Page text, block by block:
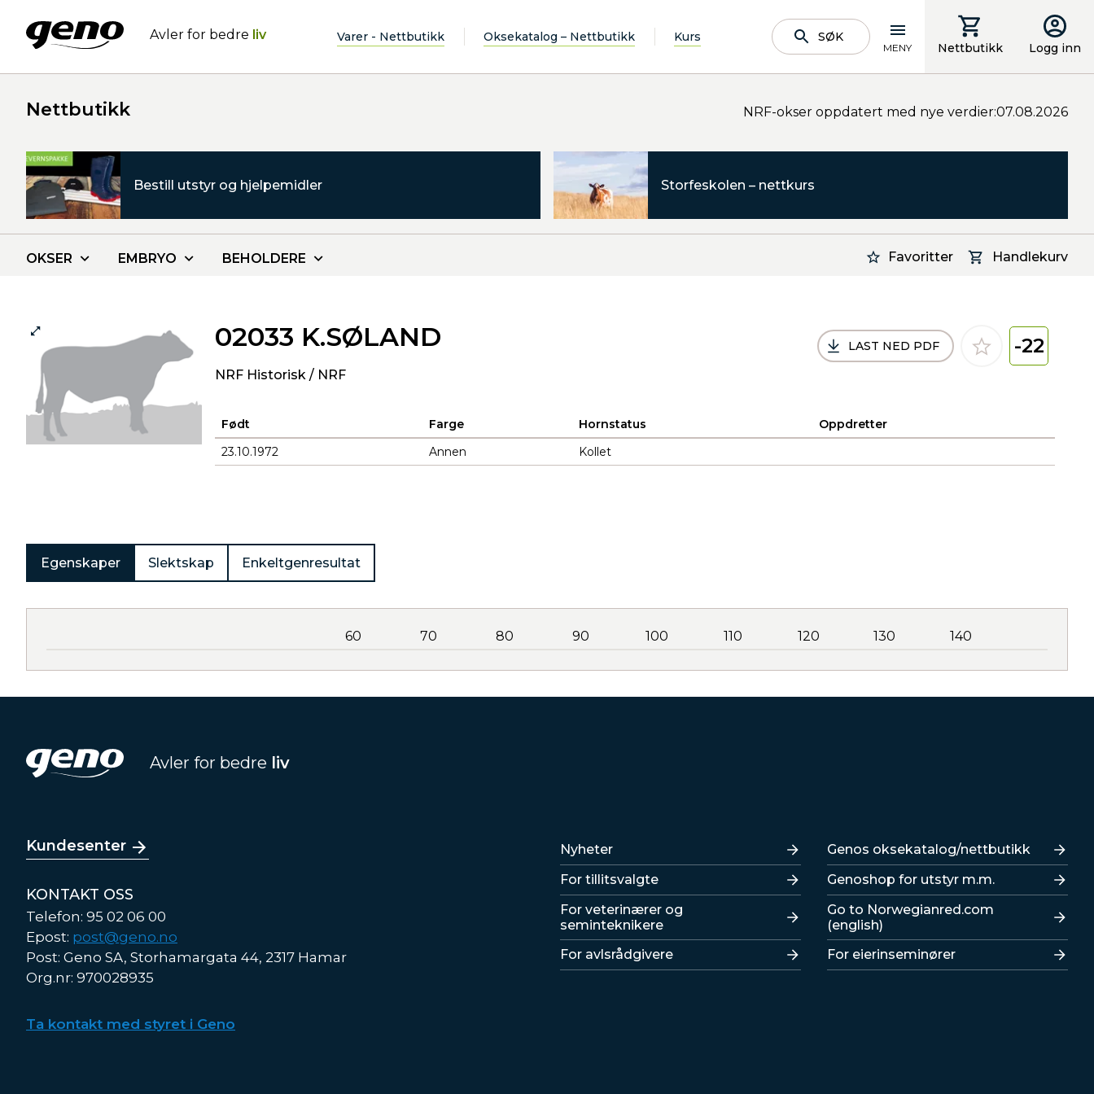
Avler for bedre liv Varer - Nettbutikk Oksekatalog – Nettbutikk Kurs SØK
MENY Nettbutikk Logg inn
Nettbutikk NRF-okser oppdatert med nye verdier:07.08.2026
Bestill utstyr og hjelpemidler Storfeskolen – nettkurs
Favoritter Handlekurv
OKSER EMBRYO BEHOLDERE
02033 K.SØLAND
NRF Historisk / NRF
LAST NED PDF -22
Født Farge Hornstatus
Oppdretter
23.10.1972
Annen Kollet
Egenskaper Slektskap Enkeltgenresultat
60 70 80 90 100 110 120 130 140
Avler for bedre liv
Kundesenter
KONTAKT OSS
Telefon: 95 02 06 00
Epost: post@geno.no
Post: Geno SA, Storhamargata 44, 2317 Hamar
Org.nr: 970028935
Ta kontakt med styret i Geno
Lenker
Nyheter
For tillitsvalgte
For veterinærer og
seminteknikere
For avlsrådgivere
Lenker
Genos oksekatalog/nettbutikk
Genoshop for utstyr m.m.
Go to Norwegianred.com
(english)
For eierinseminører